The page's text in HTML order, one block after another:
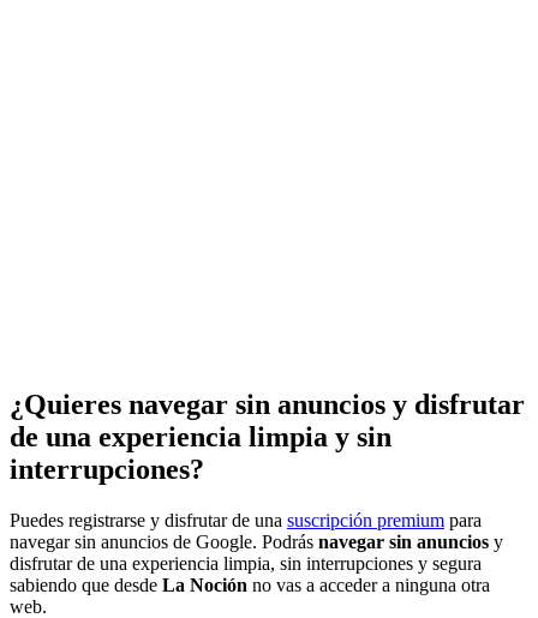
¿Quieres navegar sin anuncios y disfrutar
de una experiencia limpia y sin
interrupciones?
Puedes registrarse y disfrutar de una suscripción premium para
navegar sin anuncios de Google. Podrás navegar sin anuncios y
disfrutar de una experiencia limpia, sin interrupciones y segura
sabiendo que desde La Noción no vas a acceder a ninguna otra
web.